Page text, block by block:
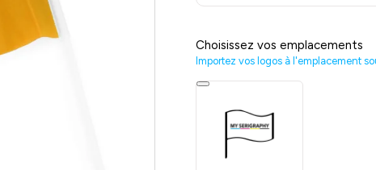
Choisissez vos emplacements
Importez vos logos à l'emplacement